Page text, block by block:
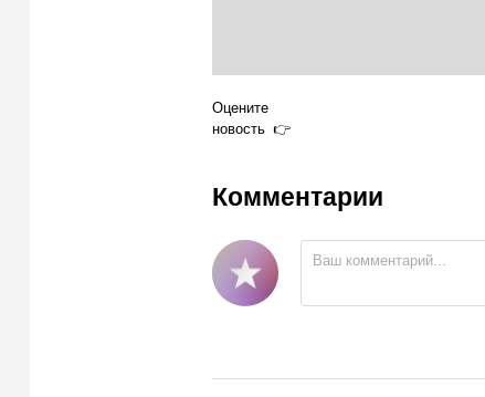
Оцените
новость
Комментарии